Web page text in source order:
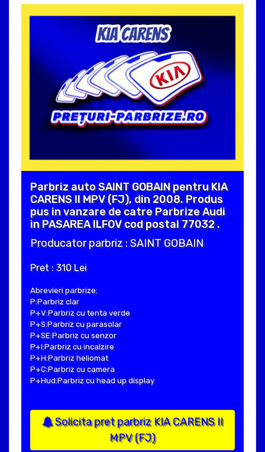
Parbriz auto SAINT GOBAIN pentru KIA
CARENS II MPV (FJ), din 2008. Produs
pus in vanzare de catre Parbrize Audi
in PASAREA ILFOV cod postal 77032 .
Producator parbriz : SAINT GOBAIN
Pret : 310 Lei
Abrevieri parbrize:
P:Parbriz clar
P+V:Parbriz cu tenta verde
P+S:Parbriz cu parasolar
P+SE:Parbriz cu senzor
P+I:Parbriz cu incalzire
P+H:Parbriz heliomat
P+C:Parbriz cu camera
P+Hud:Parbriz cu head up display
Solicita pret parbriz KIA CARENS II
MPV (FJ)